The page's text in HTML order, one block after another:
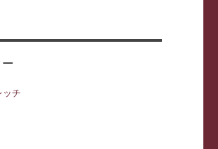
ッチ